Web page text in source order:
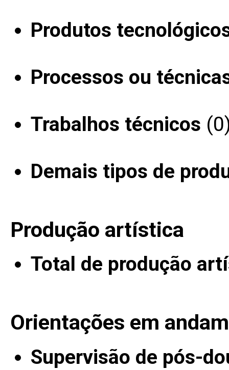
Produtos
Processos ou
Trabalhos técnicos
Demais tipos de
Produção artística
Total de produção
Orientações em
Supervisão de pós-